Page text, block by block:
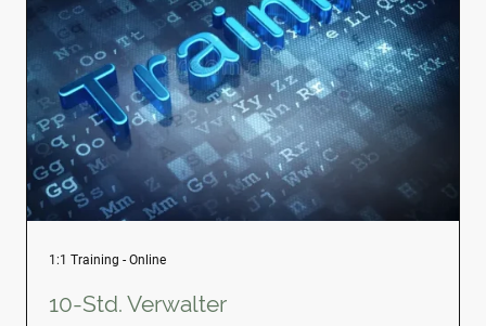
1:1 Training - Online
10-Std. Verwalter